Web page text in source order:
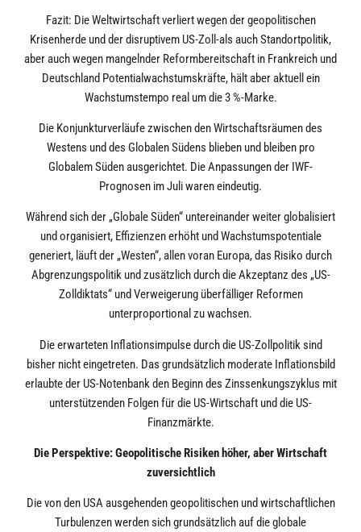
Fazit: Die Weltwirtschaft verliert wegen der geopolitischen
Krisenherde und der disruptivem US-Zoll-als auch Standortpolitik,
aber auch wegen mangelnder Reformbereitschaft in Frankreich und
Deutschland Potentialwachstumskräfte, hält aber aktuell ein
Wachstumstempo real um die 3 %-Marke.
Die Konjunkturverläufe zwischen den Wirtschaftsräumen des
Westens und des Globalen Südens blieben und bleiben pro
Globalem Süden ausgerichtet. Die Anpassungen der IWF-
Prognosen im Juli waren eindeutig.
Während sich der „Globale Süden“ untereinander weiter globalisiert
und organisiert, Effizienzen erhöht und Wachstumspotentiale
generiert, läuft der „Westen“, allen voran Europa, das Risiko durch
Abgrenzungspolitik und zusätzlich durch die Akzeptanz des „US-
Zolldiktats“ und Verweigerung überfälliger Reformen
unterproportional zu wachsen.
Die erwarteten Inflationsimpulse durch die US-Zollpolitik sind
bisher nicht eingetreten. Das grundsätzlich moderate Inflationsbild
erlaubte der US-Notenbank den Beginn des Zinssenkungszyklus mit
unterstützenden Folgen für die US-Wirtschaft und die US-
Finanzmärkte.
Die Perspektive: Geopolitische Risiken höher, aber Wirtschaft
zuversichtlich
Die von den USA ausgehenden geopolitischen und wirtschaftlichen
Turbulenzen werden sich grundsätzlich auf die globale